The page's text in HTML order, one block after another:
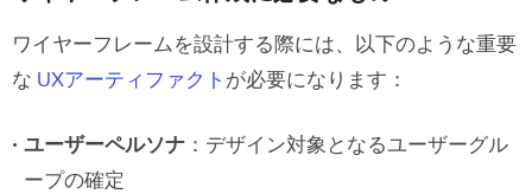
ワイヤーフレームを設計する際には、以下のような重要
な UXアーティファクト が必要になります：
ユーザーペルソナ ：デザイン対象となるユーザーグル
ープの確定